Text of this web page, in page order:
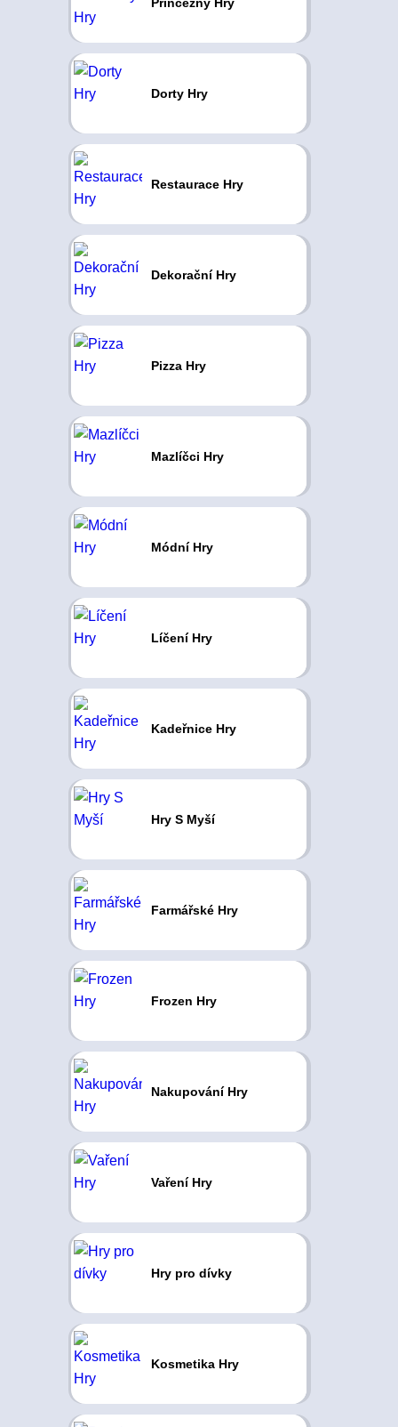
Dorty Hry
Restaurace Hry
Dekorační Hry
Pizza Hry
Mazlíčci Hry
Módní Hry
Líčení Hry
Kadeřnice Hry
Hry S Myší
Farmářské Hry
Frozen Hry
Nakupování Hry
Vaření Hry
Hry pro dívky
Kosmetika Hry